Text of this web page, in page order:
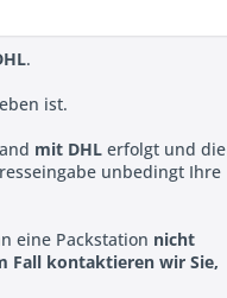
.
ist.
mit DHL erfolgt und die
unbedingt Ihre
eine Packstation nicht
Fall kontaktieren wir Sie,